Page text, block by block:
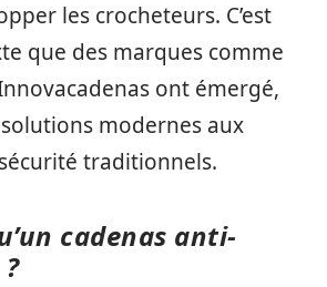
les crocheteurs. C’est
que des marques comme
ont émergé,
modernes aux
traditionnels.
cadenas anti-